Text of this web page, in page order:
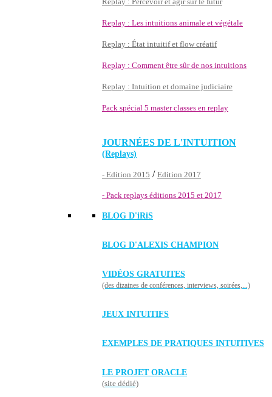
Replay : Les intuitions animale et végétale
Replay : État intuitif et flow créatif
Replay : Comment être sûr de nos intuitions
Replay : Intuition et domaine judiciaire
Pack spécial 5 master classes en replay
JOURNÉES DE L'INTUITION
(Replays)
- Edition 2015 / Edition 2017
- Pack replays éditions 2015 et 2017
BLOG D'iRiS
BLOG D'ALEXIS CHAMPION
VIDÉOS GRATUITES
(des dizaines de conférences, interviews, soirées,...)
JEUX INTUITIFS
EXEMPLES DE PRATIQUES INTUITIVES
LE PROJET ORACLE
(site dédié)